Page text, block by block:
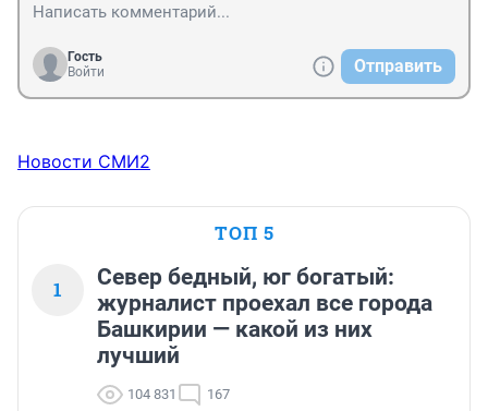
Гость
Войти
Отправить
Новости СМИ2
ТОП 5
1
Север бедный, юг богатый:
журналист проехал все города
Башкирии — какой из них
лучший
104 831 167